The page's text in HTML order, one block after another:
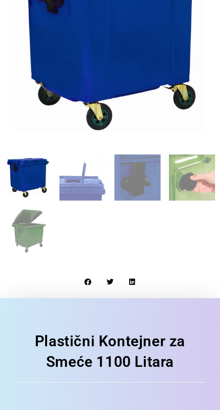
Plastični Kontejner za
Smeće 1100 Litara